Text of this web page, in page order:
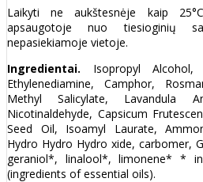
Laikyti ne aukštesnėje kaip
apsaugotoje nuo tiesioginių
nepasiekiamoje vietoje.
Ingredientai. Isopropyl Alcohol,
Ethylenediamine, Camphor,
Methyl Salicylate, Lavandula
Nicotinaldehyde, Capsicum
Seed Oil, Isoamyl Laurate,
Hydro Hydro Hydro xide, carbomer,
geraniol*, linalool*, limonene* *
(ingredients of essential oils).